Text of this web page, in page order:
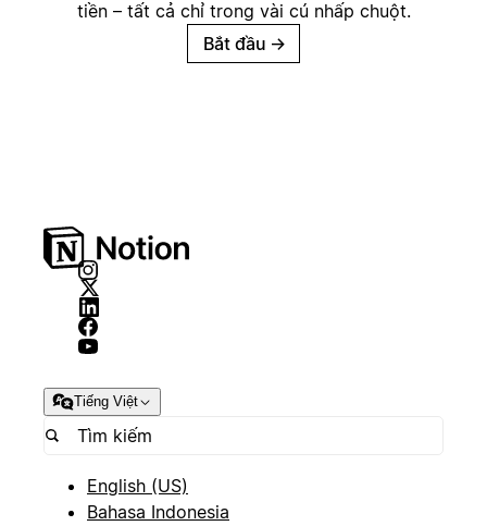
tiền – tất cả chỉ trong vài cú nhấp chuột.
Bắt đầu →
Tiếng Việt
English (US)
Bahasa Indonesia